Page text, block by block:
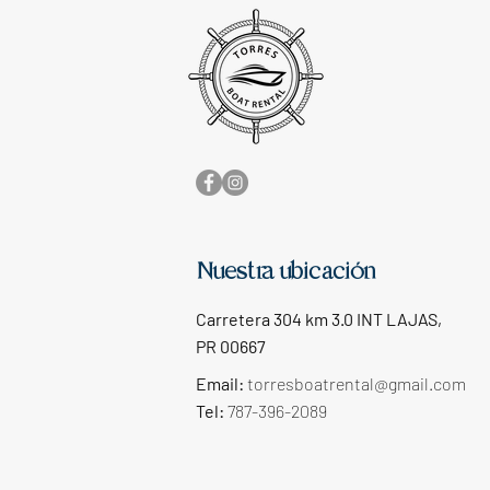
Nuestra ubicación
Carretera 304 km 3.0 INT LAJAS,
PR 00667
Email: torresboatrental@gmail.com
Tel: 787-396-2089